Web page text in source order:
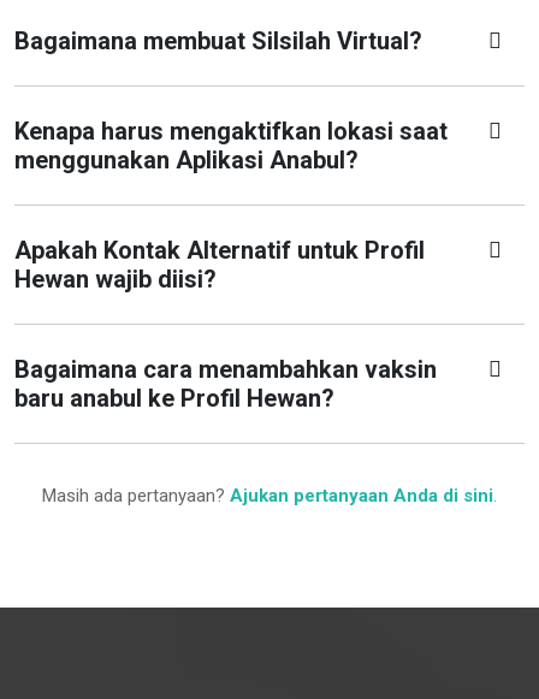
Bagaimana membuat Silsilah Virtual?
Kenapa harus mengaktifkan lokasi saat
menggunakan Aplikasi Anabul?
Apakah Kontak Alternatif untuk Profil
Hewan wajib diisi?
Bagaimana cara menambahkan vaksin
baru anabul ke Profil Hewan?
Masih ada pertanyaan? Ajukan pertanyaan Anda di sini.